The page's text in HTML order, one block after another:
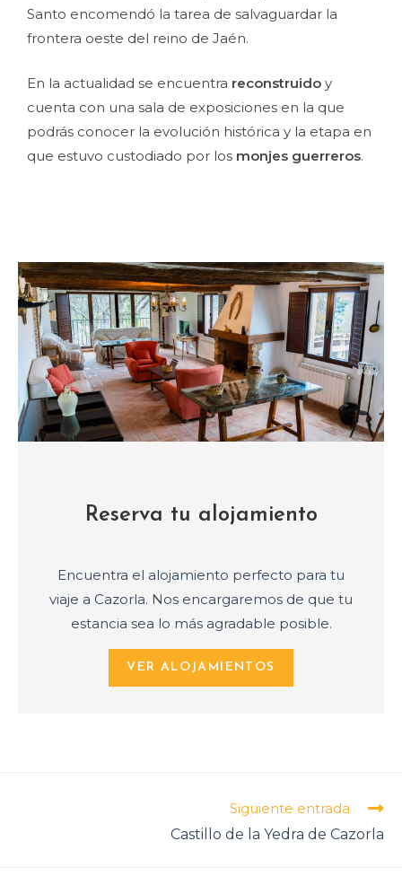
Santo encomendó la tarea de salvaguardar la
frontera oeste del reino de Jaén.
En la actualidad se encuentra reconstruido y
cuenta con una sala de exposiciones en la que
podrás conocer la evolución histórica y la etapa en
que estuvo custodiado por los monjes guerreros.
Reserva tu alojamiento
Encuentra el alojamiento perfecto para tu
viaje a Cazorla. Nos encargaremos de que tu
estancia sea lo más agradable posible.
VER ALOJAMIENTOS
Siguiente entrada
Castillo de la Yedra de Cazorla